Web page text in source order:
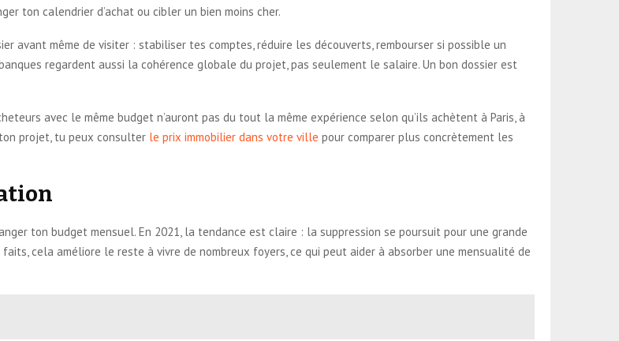
ton calendrier d’achat ou cibler un bien moins cher.
avant même de visiter : stabiliser tes comptes, réduire les découverts, rembourser si possible un
regardent aussi la cohérence globale du projet, pas seulement le salaire. Un bon dossier est
avec le même budget n’auront pas du tout la même expérience selon qu’ils achètent à Paris, à
projet, tu peux consulter le prix immobilier dans votre ville pour comparer plus concrètement les
ton budget mensuel. En 2021, la tendance est claire : la suppression se poursuit pour une grande
cela améliore le reste à vivre de nombreux foyers, ce qui peut aider à absorber une mensualité de